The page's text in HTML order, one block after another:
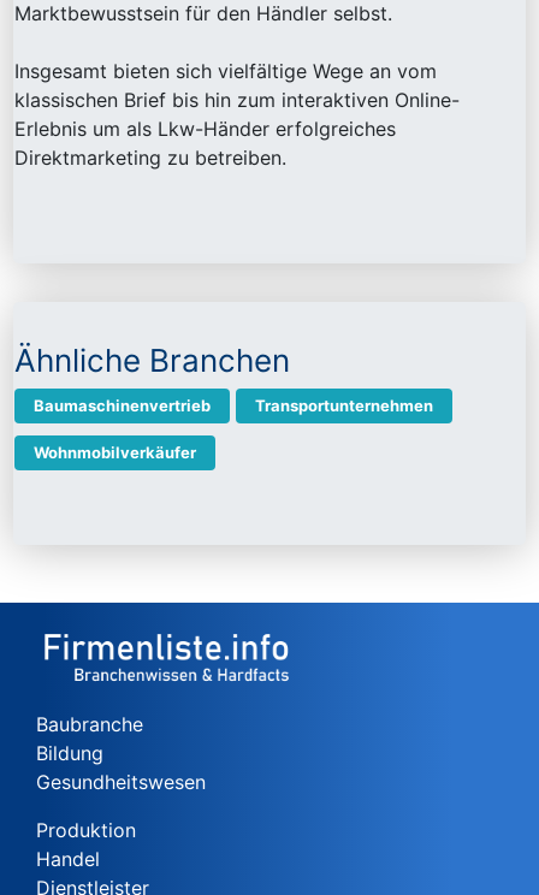
Marktbewusstsein für den Händler selbst.
Insgesamt bieten sich vielfältige Wege an vom
klassischen Brief bis hin zum interaktiven Online-
Erlebnis um als Lkw-Händer erfolgreiches
Direktmarketing zu betreiben.
Ähnliche Branchen
Baumaschinenvertrieb Transportunternehmen
Wohnmobilverkäufer
Baubranche
Bildung
Gesundheitswesen
Produktion
Handel
Dienstleister